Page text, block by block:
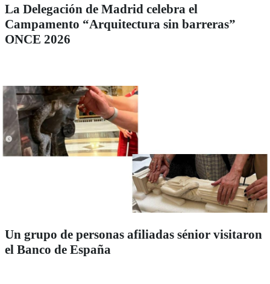
La Delegación de Madrid celebra el
Campamento “Arquitectura sin barreras”
ONCE 2026
Un grupo de personas afiliadas sénior visitaron
el Banco de España